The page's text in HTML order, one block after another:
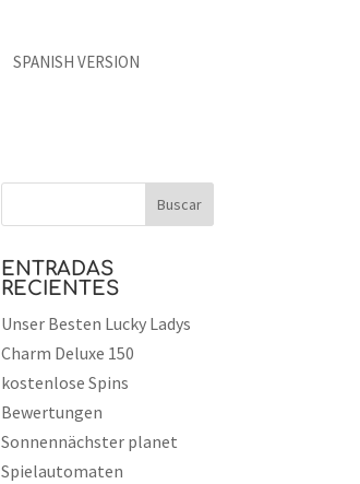
SPANISH VERSION
ENTRADAS
RECIENTES
Unser Besten Lucky Ladys
Charm Deluxe 150
kostenlose Spins
Bewertungen
Sonnennächster planet
Spielautomaten